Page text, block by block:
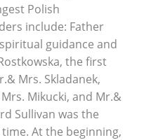
Polish
include: Father
guidance and
the first
Mrs. Skladanek,
Mikucki, and Mr.&
Sullivan was the
At the beginning,